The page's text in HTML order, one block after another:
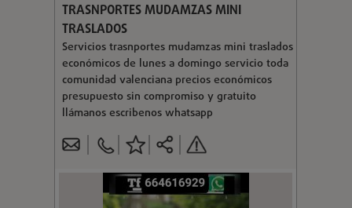
TRASNPORTES MUDAMZAS MINI
TRASLADOS
Servicios trasnportes mudamzas mini traslados
económicos de lunes a domingo servicio toda
comunidad valenciana precios económicos
presupuesto sin compromiso y gratuito
llámanos escribenos whatsapp